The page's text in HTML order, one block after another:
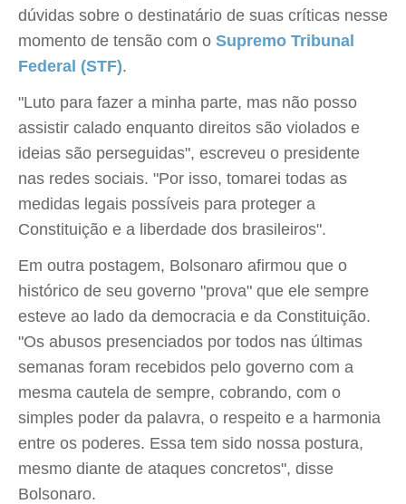
dúvidas sobre o destinatário de suas críticas nesse
momento de tensão com o Supremo Tribunal
Federal (STF).
"Luto para fazer a minha parte, mas não posso
assistir calado enquanto direitos são violados e
ideias são perseguidas", escreveu o presidente
nas redes sociais. "Por isso, tomarei todas as
medidas legais possíveis para proteger a
Constituição e a liberdade dos brasileiros".
Em outra postagem, Bolsonaro afirmou que o
histórico de seu governo "prova" que ele sempre
esteve ao lado da democracia e da Constituição.
"Os abusos presenciados por todos nas últimas
semanas foram recebidos pelo governo com a
mesma cautela de sempre, cobrando, com o
simples poder da palavra, o respeito e a harmonia
entre os poderes. Essa tem sido nossa postura,
mesmo diante de ataques concretos", disse
Bolsonaro.